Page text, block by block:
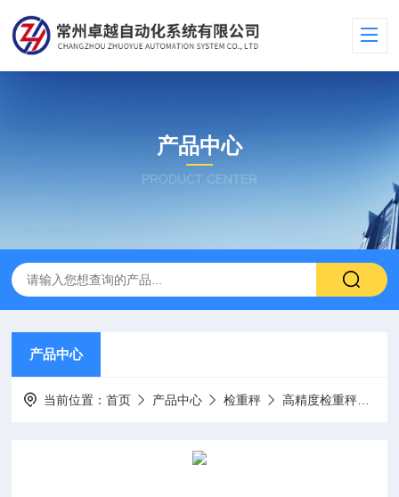
产品中心
PRODUCT CENTER
产品中心
当前位置：首页 产品中心 检重秤 高精度检重秤